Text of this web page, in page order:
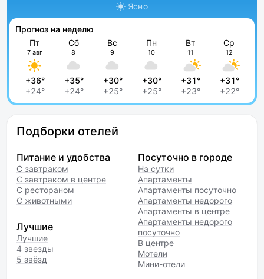
Ясно
Прогноз на неделю
Пт
7 авг
+36°
+24°
Сб
8
+35°
+24°
Вс
9
+30°
+25°
Пн
10
+30°
+25°
Вт
11
+31°
+23°
Ср
12
+31°
+22°
Подборки отелей
Питание и удобства
С завтраком
С завтраком в центре
С рестораном
С животными
Лучшие
Лучшие
4 звезды
5 звёзд
Посуточно в городе
На сутки
Апартаменты
Апартаменты посуточно
Апартаменты недорого
Апартаменты в центре
Апартаменты недорого
посуточно
В центре
Мотели
Мини-отели